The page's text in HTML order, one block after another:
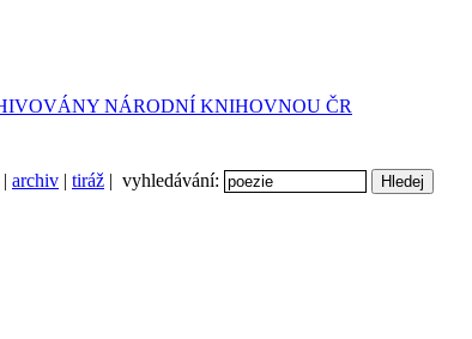
| archiv | tiráž | vyhledávání: